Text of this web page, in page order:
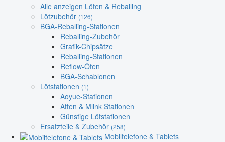
Alle anzeigen Löten & Reballing
Lötzubehör (126)
BGA-Reballing-Stationen
Reballing-Zubehör
Grafik-Chipsätze
Reballing-Stationen
Reflow-Öfen
BGA-Schablonen
Lötstationen (1)
Aoyue-Stationen
Atten & Mlink Stationen
Günstige Lötstationen
Ersatzteile & Zubehör (258)
Mobiltelefone & Tablets